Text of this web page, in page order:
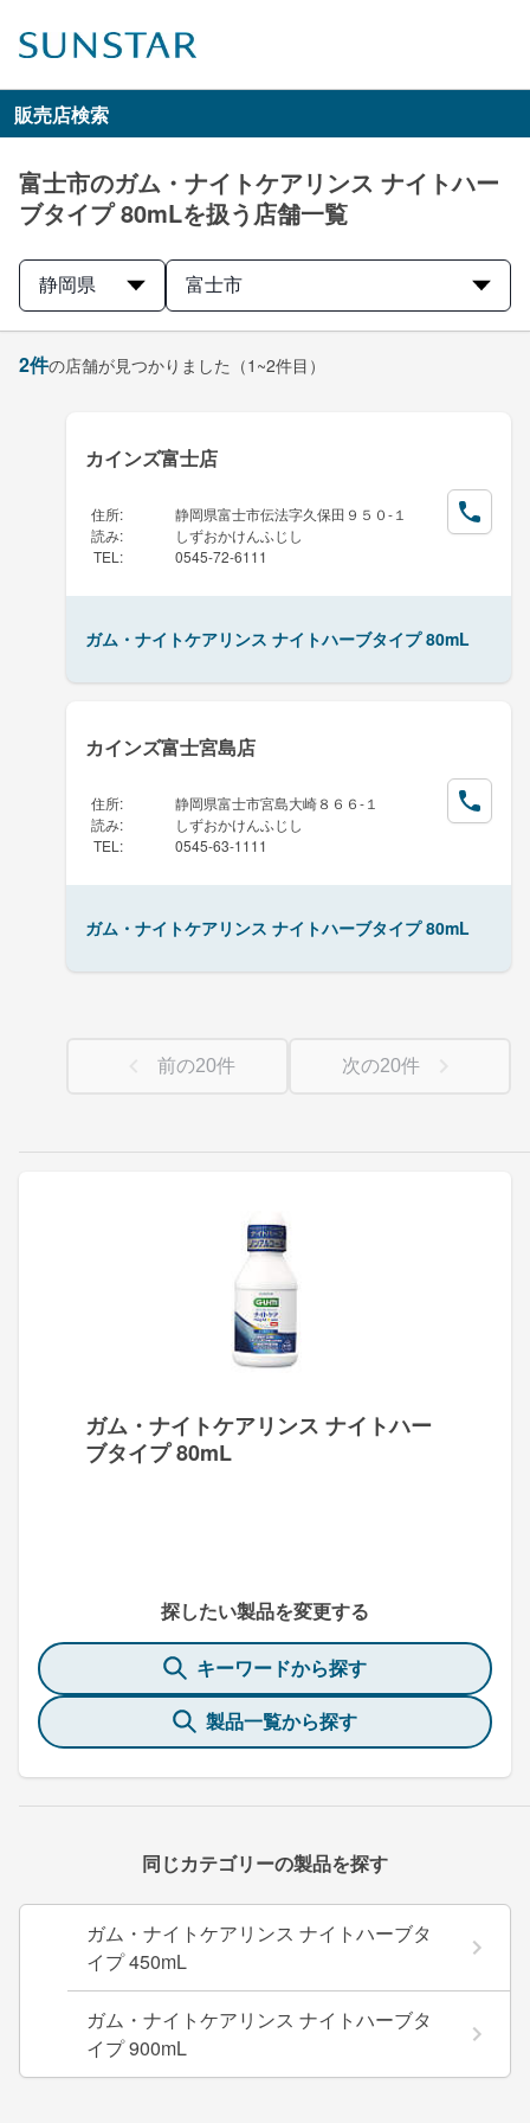
販売店検索
富士市のガム・ナイトケアリンス ナイトハー
ブタイプ 80mLを扱う店舗一覧
静岡県 富士市
ガム・ナイトケアリンス ナイトハー
ブタイプ 80mL
探したい製品を変更する
キーワードから探す
製品一覧から探す
同じカテゴリーの製品を探す
ガム・ナイトケアリンス ナイトハーブタ
イプ 450mL
ガム・ナイトケアリンス ナイトハーブタ
イプ 900mL
2件の店舗が見つかりました （1~2件目）
カインズ富士店
住所:
静岡県富士市伝法字久保田９５０-１
読み:
しずおかけんふじし
TEL : 0545-72-6111
ガム・ナイトケアリンス ナイトハーブタイプ 80mL
カインズ富士宮島店
住所:
静岡県富士市宮島大崎８６６-１
読み:
しずおかけんふじし
TEL : 0545-63-1111
ガム・ナイトケアリンス ナイトハーブタイプ 80mL
前の20件 次の20件